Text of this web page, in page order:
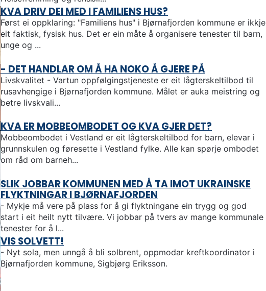
KVA DRIV DEI MED I FAMILIENS HUS?
Først ei oppklaring: "Familiens hus" i Bjørnafjorden kommune er ikkje
eit faktisk, fysisk hus. Det er ein måte å organisere tenester til barn,
unge og ...
- DET HANDLAR OM Å HA NOKO Å GJERE PÅ
Livskvalitet - Vartun oppfølgingstjeneste er eit lågterskeltilbod til
rusavhengige i Bjørnafjorden kommune. Målet er auka meistring og
betre livskvali...
KVA ER MOBBEOMBODET OG KVA GJER DET?
Mobbeombodet i Vestland er eit lågterskeltilbod for barn, elevar i
grunnskulen og føresette i Vestland fylke. Alle kan spørje ombodet
om råd om barneh...
SLIK JOBBAR KOMMUNEN MED Å TA IMOT UKRAINSKE
FLYKTNINGAR I BJØRNAFJORDEN
- Mykje må vere på plass for å gi flyktningane ein trygg og god
start i eit heilt nytt tilvære. Vi jobbar på tvers av mange kommunale
tenester for å l...
VIS SOLVETT!
- Nyt sola, men unngå å bli solbrent, oppmodar kreftkoordinator i
Bjørnafjorden kommune, Sigbjørg Eriksson.